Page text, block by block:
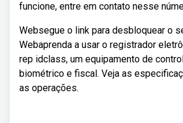
funcione, entre em contato nesse
Websegue o link para desbloquear o
Webaprenda a usar o registrador
rep idclass, um equipamento de
biométrico e fiscal. Veja as
as operações.